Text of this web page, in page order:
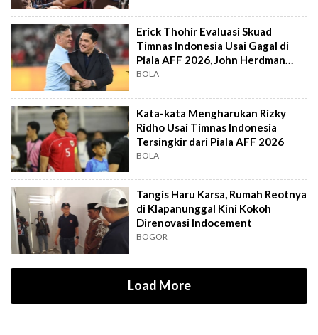
Erick Thohir Evaluasi Skuad
Timnas Indonesia Usai Gagal di
Piala AFF 2026, John Herdman
Out?
BOLA
Kata-kata Mengharukan Rizky
Ridho Usai Timnas Indonesia
Tersingkir dari Piala AFF 2026
BOLA
Tangis Haru Karsa, Rumah Reotnya
di Klapanunggal Kini Kokoh
Direnovasi Indocement
BOGOR
Load More